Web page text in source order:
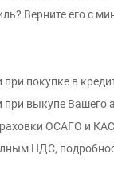
Верните его с
покупке в
при выкупе Вашего
ОСАГО и
НДС,